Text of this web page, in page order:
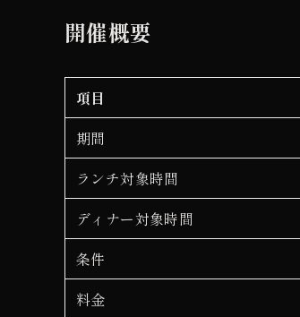
開催概要
項目
期間
ランチ対象時間
ディナー対象時間
条件
料金